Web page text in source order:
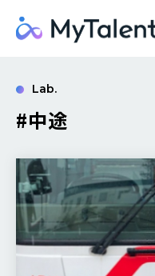
Lab.
#中途